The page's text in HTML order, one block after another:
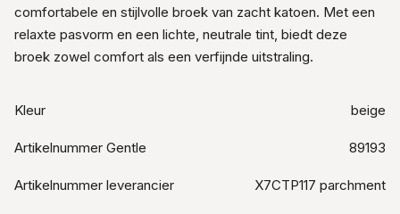
comfortabele en stijlvolle broek van zacht katoen. Met een
relaxte pasvorm en een lichte, neutrale tint, biedt deze
broek zowel comfort als een verfijnde uitstraling.
Kleur beige
Artikelnummer Gentle 89193
Artikelnummer leverancier X7CTP117 parchment